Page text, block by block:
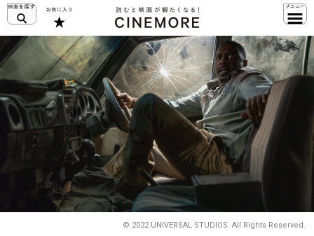
© 2022 UNIVERSAL STUDIOS. All Rights Reserved.